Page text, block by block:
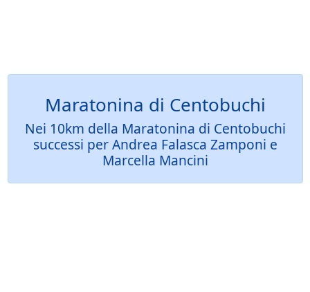
Maratonina di Centobuchi
Nei 10km della Maratonina di Centobuchi
successi per Andrea Falasca Zamponi e
Marcella Mancini